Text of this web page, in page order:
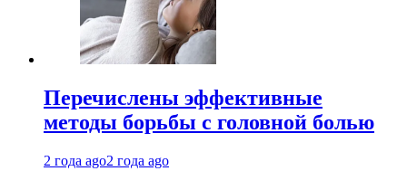
Перечислены эффективные
методы борьбы с головной болью
2 года ago2 года ago